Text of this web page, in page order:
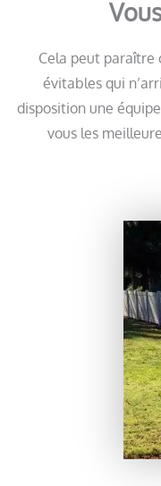
Cela peut paraître
évitables qui
disposition une
vous les